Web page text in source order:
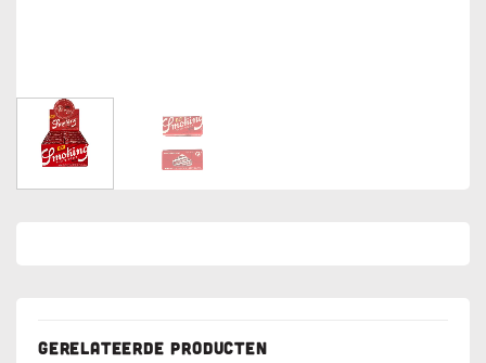
GERELATEERDE PRODUCTEN